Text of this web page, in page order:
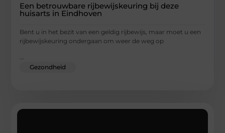
Een betrouwbare rijbewijskeuring bij deze
huisarts in Eindhoven
Bent u in het bezit van een geldig rijbewijs, maar moet u een
rijbewijskeuring ondergaan om weer de weg op
...
Gezondheid